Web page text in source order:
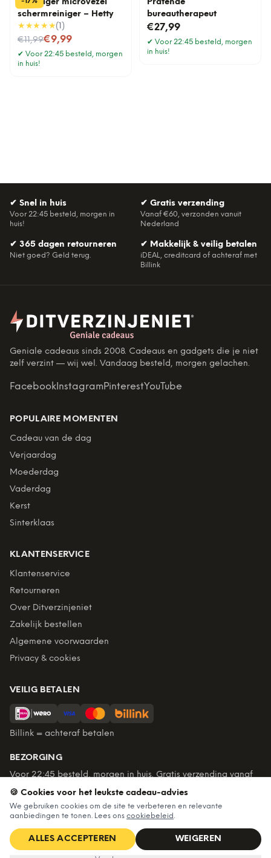
Stofzuiger microvezel
schermreiniger – Hetty
★★★★★( 1 )
€11,99
Nu voor€9,99
✔ Voor 22:45 besteld, morgen
in huis!
Pratende
bureautherapeut
€27,99
✔ Voor 22:45 besteld, morgen
in huis!
✔ Snel in huis
Voor 22:45 besteld, morgen in
huis!
✔ Gratis verzending
Vanaf €60, verzonden vanuit
Nederland
✔ 365 dagen retourneren
Niet goed? Geld terug.
✔ Makkelijk & veilig betalen
iDEAL, creditcard of achteraf met
Billink
Geniale cadeaus sinds 2008. Cadeaus en gadgets die je niet
zelf verzint — wij wel. Vandaag besteld, morgen gelachen.
Facebook InstagramPinterestYouTube
POPULAIRE MOMENTEN
Cadeau van de dag
Verjaardag
Moederdag
Vaderdag
Kerst
Sinterklaas
KLANTENSERVICE
Klantenservice
Retourneren
Over Ditverzinjeniet
Zakelijk bestellen
Algemene voorwaarden
Privacy & cookies
VEILIG BETALEN
Billink = achteraf betalen
BEZORGING
Voor 22:45 besteld, morgen in huis. Gratis verzending vanaf
€60. Tot 365 dagen retourneren.
★ 4,7/5 uit 6.237beoordelingen
©2026Ditverzinjeniet — Alle rechten voorbehouden
🍪 Cookies voor het leukste cadeau-advies
We gebruiken cookies om de site te verbeteren en relevante
aanbiedingen te tonen. Lees ons cookiebeleid.
ALLES ACCEPTEREN WEIGEREN